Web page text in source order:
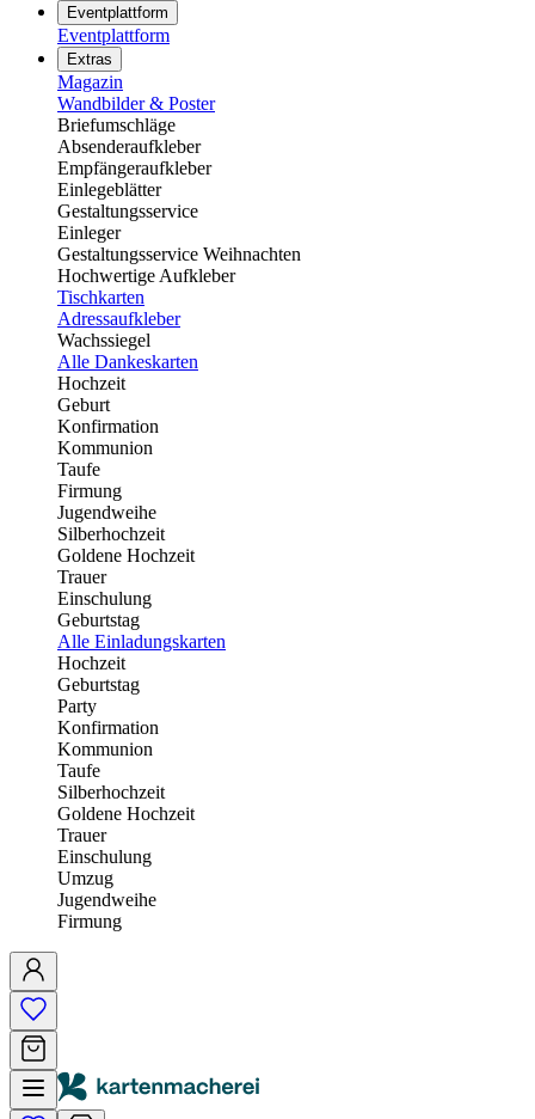
Eventplattform
Eventplattform
Extras
Magazin
Wandbilder & Poster
Briefumschläge
Absenderaufkleber
Empfängeraufkleber
Einlegeblätter
Gestaltungsservice
Einleger
Gestaltungsservice Weihnachten
Hochwertige Aufkleber
Tischkarten
Adressaufkleber
Wachssiegel
Alle Dankeskarten
Hochzeit
Geburt
Konfirmation
Kommunion
Taufe
Firmung
Jugendweihe
Silberhochzeit
Goldene Hochzeit
Trauer
Einschulung
Geburtstag
Alle Einladungskarten
Hochzeit
Geburtstag
Party
Konfirmation
Kommunion
Taufe
Silberhochzeit
Goldene Hochzeit
Trauer
Einschulung
Umzug
Jugendweihe
Firmung